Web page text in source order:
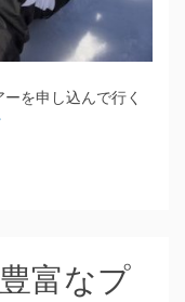
を申し込んで行く
富なプ